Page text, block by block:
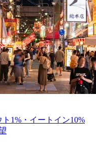
1%・イートイン10%